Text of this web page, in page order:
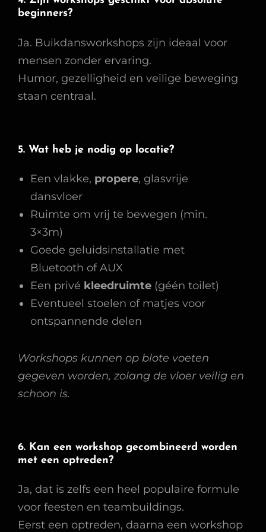
beginners?
Ja. Buikdansworkshops zijn ideaal voor
mensen zonder ervaring.
Humor, gezelligheid en veilige beweging
staan centraal.
5. Wat heb je nodig op locatie?
Een vlakke, propere, glasvrije
dansvloer
Ruimte om vrij te bewegen (min.
3×3m)
Goede geluidsinstallatie met
Bluetooth of AUX
Een privé kleedruimte (géén toilet)
Eventueel stoelen of matjes voor
ontspannende delen
Workshops kunnen op blote voeten
gegeven worden, zolang de vloer veilig en
schoon is.
6. Kan een workshop gecombineerd worden
met een optreden?
Ja, dat is zelfs een heel populaire formule
voor feesten en teambuildings.
Eerst een optreden, daarna een workshop